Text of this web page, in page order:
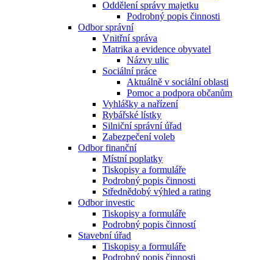
Oddělení správy majetku
Podrobný popis činnosti
Odbor správní
Vnitřní správa
Matrika a evidence obyvatel
Názvy ulic
Sociální práce
Aktuálně v sociální oblasti
Pomoc a podpora občanům
Vyhlášky a nařízení
Rybářské lístky
Silniční správní úřad
Zabezpečení voleb
Odbor finanční
Místní poplatky
Tiskopisy a formuláře
Podrobný popis činnosti
Střednědobý výhled a rating
Odbor investic
Tiskopisy a formuláře
Podrobný popis činností
Stavební úřad
Tiskopisy a formuláře
Podrobný popis činnosti